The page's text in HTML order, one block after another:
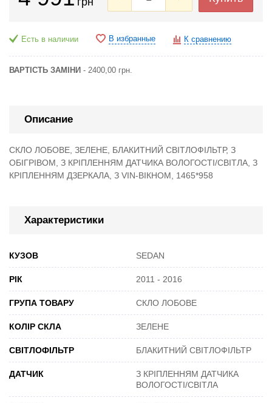
Есть в наличии В избранные К сравнению
ВАРТІСТЬ ЗАМІНИ - 2400,00 грн.
Описание
СКЛО ЛОБОВЕ, ЗЕЛЕНЕ, БЛАКИТНИЙ СВІТЛОФІЛЬТР, З
ОБІГРІВОМ, З КРІПЛЕННЯМ ДАТЧИКА ВОЛОГОСТІ/СВІТЛА, З
КРІПЛЕННЯМ ДЗЕРКАЛА, З VIN-ВІКНОМ, 1465*958
Характеристики
КУЗОВ SEDAN
РІК 2011 - 2016
ГРУПА ТОВАРУ СКЛО ЛОБОВЕ
КОЛІР СКЛА ЗЕЛЕНЕ
СВІТЛОФІЛЬТР БЛАКИТНИЙ СВІТЛОФІЛЬТР
ДАТЧИК
З КРІПЛЕННЯМ ДАТЧИКА
ВОЛОГОСТІ/СВІТЛА